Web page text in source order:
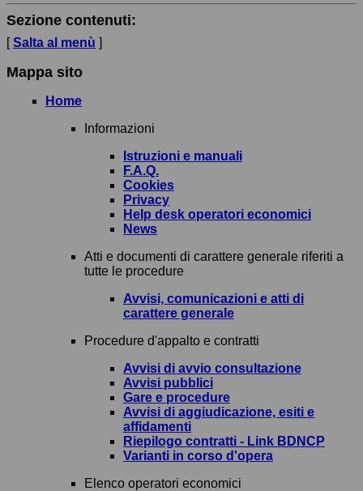
Sezione contenuti:
[Salta al menù ]
Mappa sito
Home
Informazioni
Istruzioni e manuali
F.A.Q.
Cookies
Privacy
Help desk operatori economici
News
Atti e documenti di carattere generale riferiti a
tutte le procedure
Avvisi, comunicazioni e atti di
carattere generale
Procedure d'appalto e contratti
Avvisi di avvio consultazione
Avvisi pubblici
Gare e procedure
Avvisi di aggiudicazione, esiti e
affidamenti
Riepilogo contratti - Link BDNCP
Varianti in corso d'opera
Elenco operatori economici